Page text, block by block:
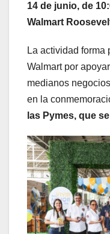
14 de junio, de
Walmart
La actividad forma
Walmart por
medianos
en la
las Pymes, que